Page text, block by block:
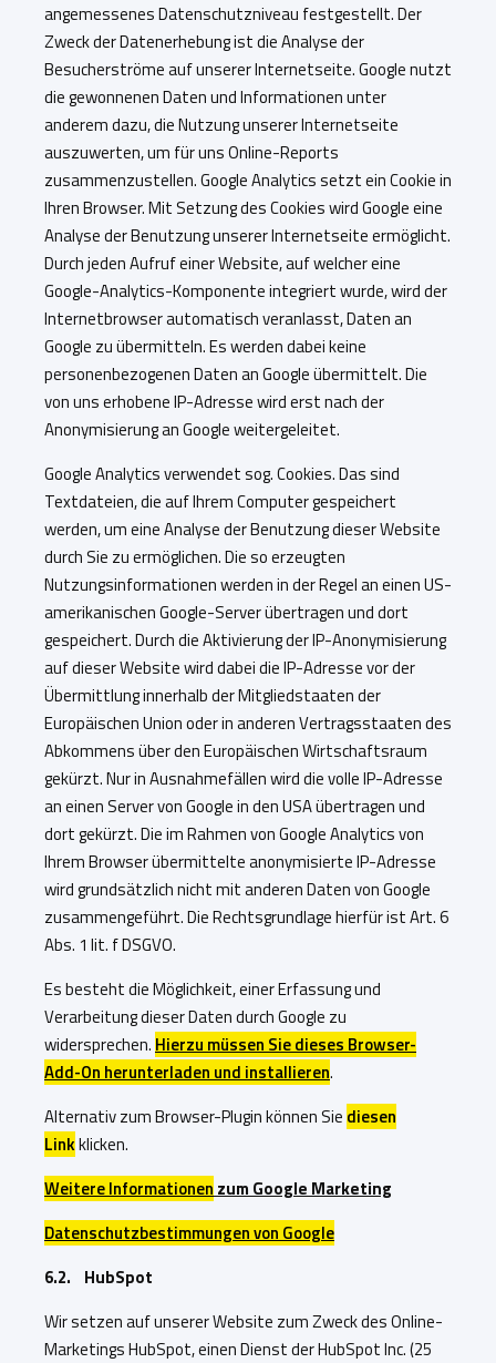
angemessenes Datenschutzniveau festgestellt. Der
Zweck der Datenerhebung ist die Analyse der
Besucherströme auf unserer Internetseite. Google nutzt
die gewonnenen Daten und Informationen unter
anderem dazu, die Nutzung unserer Internetseite
auszuwerten, um für uns Online-Reports
zusammenzustellen. Google Analytics setzt ein Cookie in
Ihren Browser. Mit Setzung des Cookies wird Google eine
Analyse der Benutzung unserer Internetseite ermöglicht.
Durch jeden Aufruf einer Website, auf welcher eine
Google-Analytics-Komponente integriert wurde, wird der
Internetbrowser automatisch veranlasst, Daten an
Google zu übermitteln. Es werden dabei keine
personenbezogenen Daten an Google übermittelt. Die
von uns erhobene IP-Adresse wird erst nach der
Anonymisierung an Google weitergeleitet.
Google Analytics verwendet sog. Cookies. Das sind
Textdateien, die auf Ihrem Computer gespeichert
werden, um eine Analyse der Benutzung dieser Website
durch Sie zu ermöglichen. Die so erzeugten
Nutzungsinformationen werden in der Regel an einen US-
amerikanischen Google-Server übertragen und dort
gespeichert. Durch die Aktivierung der IP-Anonymisierung
auf dieser Website wird dabei die IP-Adresse vor der
Übermittlung innerhalb der Mitgliedstaaten der
Europäischen Union oder in anderen Vertragsstaaten des
Abkommens über den Europäischen Wirtschaftsraum
gekürzt. Nur in Ausnahmefällen wird die volle IP-Adresse
an einen Server von Google in den USA übertragen und
dort gekürzt. Die im Rahmen von Google Analytics von
Ihrem Browser übermittelte anonymisierte IP-Adresse
wird grundsätzlich nicht mit anderen Daten von Google
zusammengeführt. Die Rechtsgrundlage hierfür ist Art. 6
Abs. 1 lit. f DSGVO.
Es besteht die Möglichkeit, einer Erfassung und
Verarbeitung dieser Daten durch Google zu
widersprechen. Hierzu müssen Sie dieses Browser-
Add-On ​​​​​herunterladen und installieren.
Alternativ zum Browser-Plugin können Sie diesen
Linkklicken.
Weitere Informationen zum Google Marketing
Datenschutzbestimmungen von Google
6.2. HubSpot
Wir setzen auf unserer Website zum Zweck des Online-
Marketings HubSpot, einen Dienst der HubSpot Inc. (25